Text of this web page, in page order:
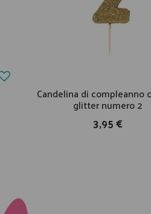
Candelina di compleanno
glitter numero 2
3,95 €